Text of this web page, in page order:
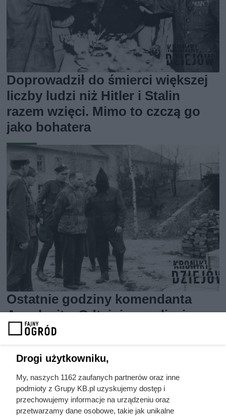
Doprowadził do śmierci większej
liczby ludzi niż Hitler i Stalin
razem wzięci. Mimo to czczą go
jako bohatera
Ostatnie godziny komendanta
Auschwitz. Odtajnione zdjęcia
pokazują, co działo się przed
Drogi użytkowniku,
My, naszych 1162 zaufanych partnerów oraz inne
podmioty z Grupy KB.pl uzyskujemy dostęp i
przechowujemy informacje na urządzeniu oraz
przetwarzamy dane osobowe, takie jak unikalne